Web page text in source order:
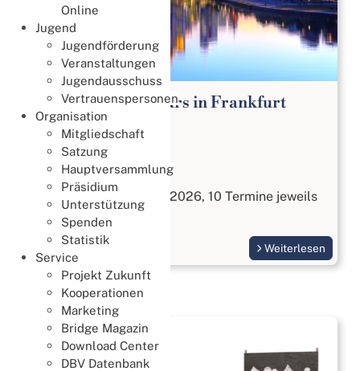
Online
Jugend
Jugendförderung
Veranstaltungen
Jugendausschuss
Vertrauenspersonen
Organisation
Mitgliedschaft
Satzung
Hauptversammlung
Präsidium
Unterstützung
Spenden
Statistik
Service
Projekt Zukunft
Kooperationen
Marketing
Bridge Magazin
Download Center
DBV Datenbank
Bridge Anfängerkurs in Frankfurt
Lernen & Trainieren
02. August 2026
Bridge kennenlernen
Start am 3. September 2026, 10 Termine jeweils
Donnerstags
Weiterlesen